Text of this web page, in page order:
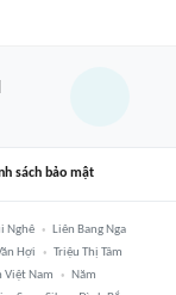
sách bảo mật
Nghê
Liên Bang Nga
Hợi
Triệu Thị Tâm
Việt Nam
Năm